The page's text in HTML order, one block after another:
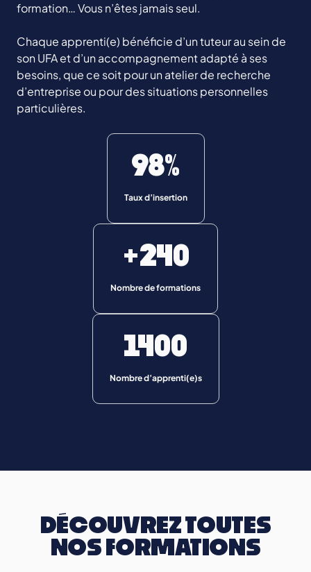
formation… Vous n’êtes jamais seul.
Chaque apprenti(e) bénéficie d’un tuteur au sein de
son UFA et d’un accompagnement adapté à ses
besoins, que ce soit pour un atelier de recherche
d’entreprise ou pour des situations personnelles
particulières.
98%
Taux d’insertion
+240
Nombre de formations
1400
Nombre d’apprenti(e)s
DÉCOUVREZ TOUTES
NOS FORMATIONS